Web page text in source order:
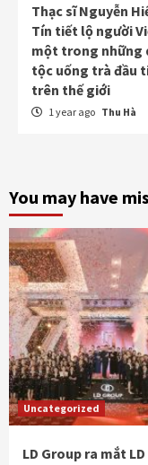
Thạc sĩ Nguyễn
Tín tiết lộ người
một trong những
tộc uống trà đầu
trên thế giới
1 year ago Thu Hà
You may have
Uncategorized
LD Group ra mắt LD